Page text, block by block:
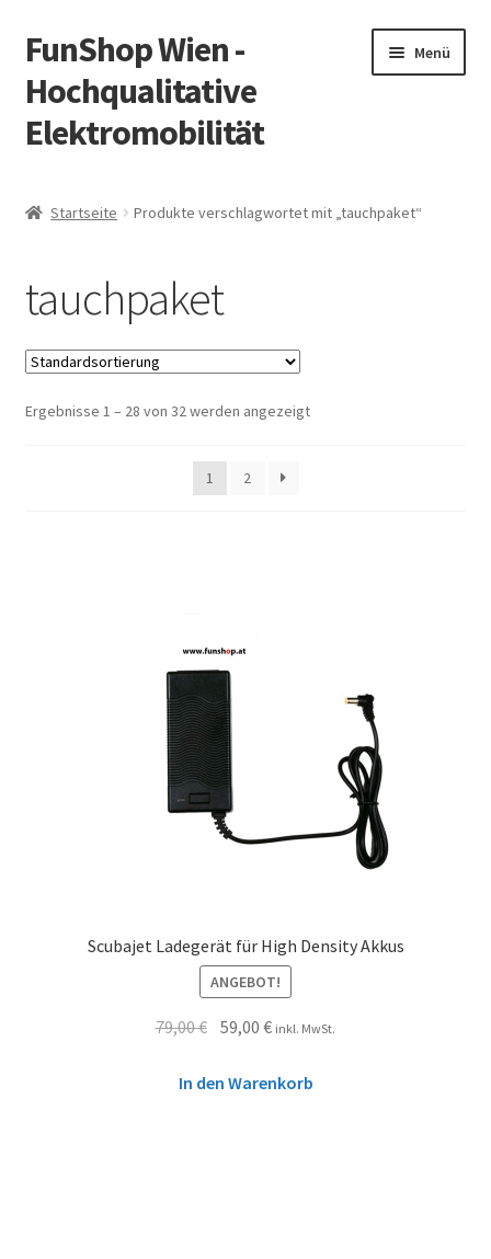
Zur
Navigation
springen
Zum
Inhalt
springen
FunShop Wien -
Hochqualitative
Elektromobilität
Menü
Vorsicht Internetbetrug
Über FunShop
Impressum
Zum Onlineshop in der Web Version
Startseite Produkte verschlagwortet mit „tauchpaket“
tauchpaket
Ergebnisse 1 – 28 von 32 werden angezeigt
1 2
Scubajet Ladegerät für High Density Akkus
ANGEBOT!
79,00€ 59,00€ inkl. MwSt.
In den Warenkorb